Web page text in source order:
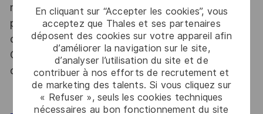
En cliquant sur “Accepter les cookies”, vous
acceptez que Thales et ses partenaires
déposent des cookies sur votre appareil afin
d’améliorer la navigation sur le site,
d’analyser l’utilisation du site et de
contribuer à nos efforts de recrutement et
de marketing des talents. Si vous cliquez sur
« Refuser », seuls les cookies techniques
nécessaires au bon fonctionnement du site
nationale, la personne retenue fera l'objet d'une
procédure d’habilitation, conformément aux
dispositions des articles R.2311-1 et suivants du
Code de la défense et de l’IGI 1300 SGDSN/PSE
du 09 août 2021.